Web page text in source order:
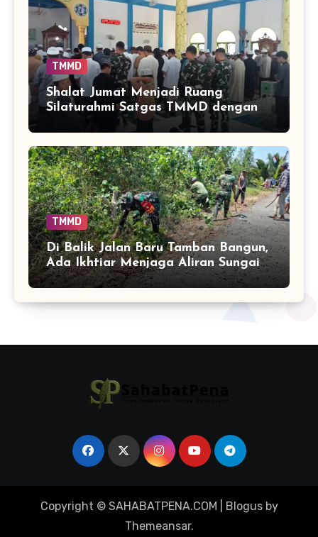
TMMD
Shalat Jumat Menjadi Ruang
Silaturahmi Satgas TMMD dengan
Warga Tamban Bangun
TMMD
Di Balik Jalan Baru Tamban Bangun,
Ada Ikhtiar Menjaga Aliran Sungai
Tetap Hidup
Copyright © SAHABATPENA.COM Blogusby
Themeansar.